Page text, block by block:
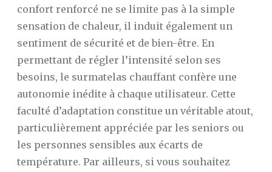
confort renforcé ne se limite pas à la simple
sensation de chaleur, il induit également un
sentiment de sécurité et de bien-être. En
permettant de régler l’intensité selon ses
besoins, le surmatelas chauffant confère une
autonomie inédite à chaque utilisateur. Cette
faculté d’adaptation constitue un véritable atout,
particulièrement appréciée par les seniors ou
les personnes sensibles aux écarts de
température. Par ailleurs, si vous souhaitez